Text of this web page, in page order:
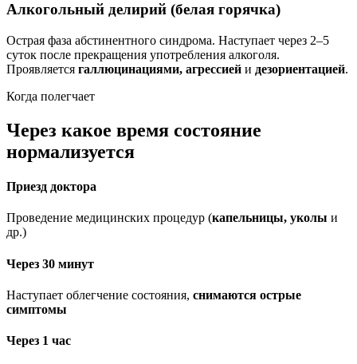
Алкогольный делирий (белая горячка)
Острая фаза абстинентного синдрома. Наступает через 2–5
суток после прекращения употребления алкоголя.
Проявляется галлюцинациями, агрессией и дезориентацией.
Когда полегчает
Через какое время состояние
нормализуется
Приезд доктора
Проведение медицинских процедур (капельницы, уколы и
др.)
Через 30 минут
Наступает облегчение состояния, снимаются острые
симптомы
Через 1 час